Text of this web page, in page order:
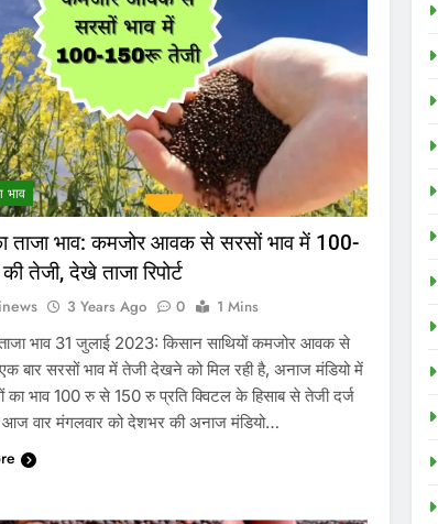
भाव
ताजा भाव: कमजोर आवक से सरसों भाव में 100-
तेजी, देखे ताजा रिपोर्ट
3 Years Ago 0
1 Mins
भाव 31 जुलाई 2023: किसान साथियों कमजोर आवक से
बार सरसों भाव में तेजी देखने को मिल रही है, अनाज मंडियो में
भाव 100 रु से 150 रु प्रति क्विटल के हिसाब से तेजी दर्ज
आज वार मंगलवार को देशभर की अनाज मंडियो…